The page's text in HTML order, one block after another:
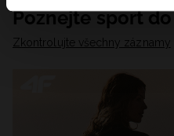
Poznejte sport
Zkontrolujte všechny záznamy